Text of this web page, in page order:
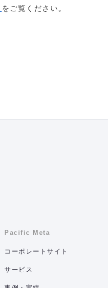
をご覧ください。
Pacific Meta
コーポレートサイト
サービス